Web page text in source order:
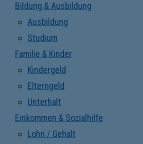
Bildung & Ausbildung
Ausbildung
Studium
Familie & Kinder
Kindergeld
Elterngeld
Unterhalt
Einkommen & Sozialhilfe
Lohn / Gehalt